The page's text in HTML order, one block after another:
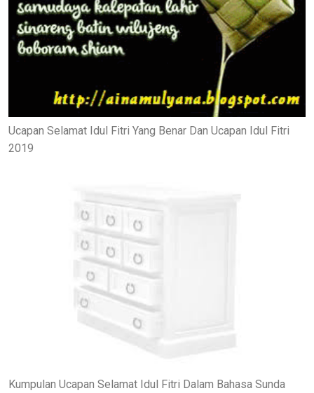
Ucapan Selamat Idul Fitri Yang Benar Dan Ucapan Idul Fitri
2019
Kumpulan Ucapan Selamat Idul Fitri Dalam Bahasa Sunda